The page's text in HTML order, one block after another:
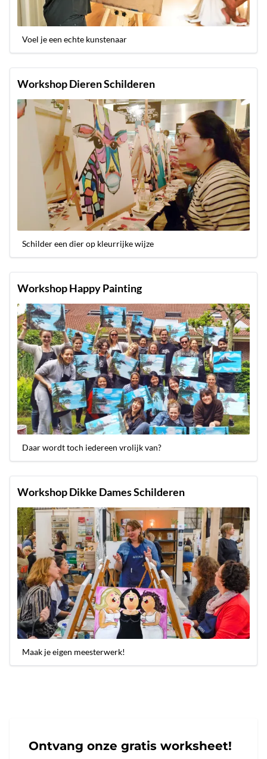
Voel je een echte kunstenaar
Workshop Dieren Schilderen
Schilder een dier op kleurrijke wijze
Workshop Happy Painting
Daar wordt toch iedereen vrolijk van?
Workshop Dikke Dames Schilderen
Maak je eigen meesterwerk!
Ontvang onze gratis worksheet!